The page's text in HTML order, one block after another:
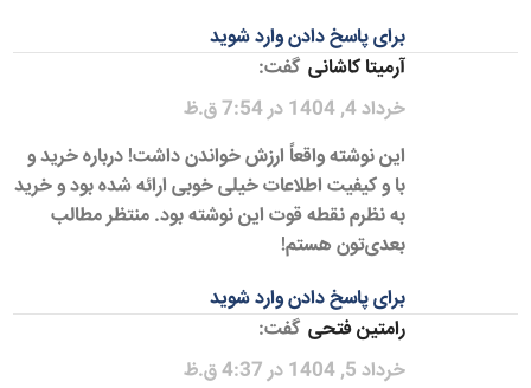
برای پاسخ دادن وارد شوید
آرمیتا کاشانی گفت:
خرداد 4, 1404 در 7:54 ق.ظ
این نوشته واقعاً ارزش خواندن داشت! درباره خرید و
با و کیفیت اطلاعات خیلی خوبی ارائه شده بود و خرید
به نظرم نقطه قوت این نوشته بود. منتظر مطالب
بعدی‌تون هستم!
برای پاسخ دادن وارد شوید
رامتین فتحی گفت:
خرداد 5, 1404 در 4:37 ق.ظ